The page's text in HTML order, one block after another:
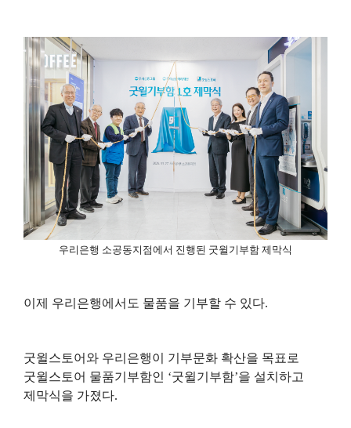
우리은행 소공동지점에서 진행된 굿윌기부함 제막식
이제 우리은행에서도 물품을 기부할 수 있다.
굿윌스토어와 우리은행이 기부문화 확산을 목표로
굿윌스토어 물품기부함인 ‘굿윌기부함’을 설치하고
제막식을 가졌다.